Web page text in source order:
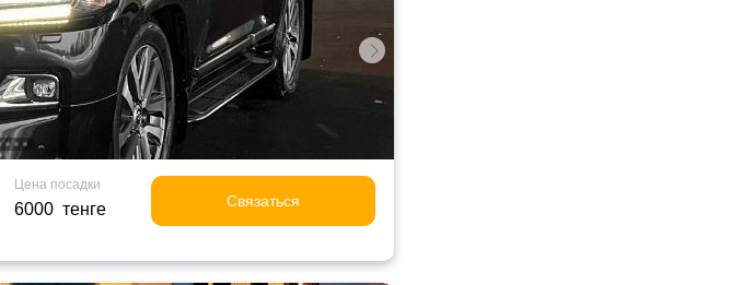
Цена посадки
6000 тенге Связаться